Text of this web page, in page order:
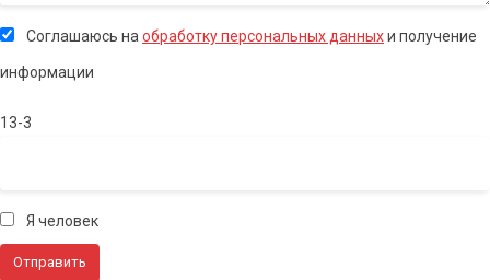
Соглашаюсь на обработку персональных данныхи получение
информации
13-3
Я человек